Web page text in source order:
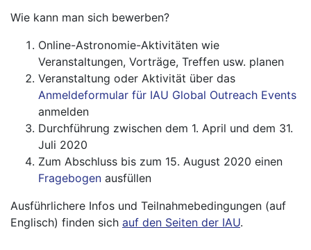
Wie kann man sich bewerben?
Online-Astronomie-Aktivitäten wie
Veranstaltungen, Vorträge, Treffen usw. planen
Veranstaltung oder Aktivität über das
Anmeldeformular für IAU Global Outreach Events
anmelden
Durchführung zwischen dem 1. April und dem 31.
Juli 2020
Zum Abschluss bis zum 15. August 2020 einen
Fragebogen ausfüllen
Ausführlichere Infos und Teilnahmebedingungen (auf
Englisch) finden sich auf den Seiten der IAU.